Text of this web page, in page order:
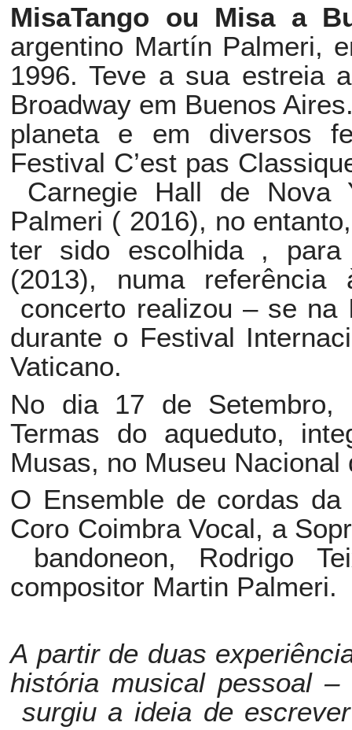
MisaTango ou Misa a
argentino Martín Palmeri,
1996. Teve a sua estreia
Broadway em Buenos
planeta e em diversos
Festival C’est pas
Carnegie Hall de Nova
Palmeri ( 2016), no
ter sido escolhida , para
(2013), numa
concerto realizou – se na
durante o Festival
Vaticano.
No dia 17 de Setembro,
Termas do aqueduto,
Musas, no Museu Nacional
O Ensemble de cordas
Coro Coimbra Vocal, a
bandoneon, Rodrigo
compositor Martin Palmeri.
A partir de duas
história musical pessoal
surgiu a ideia de